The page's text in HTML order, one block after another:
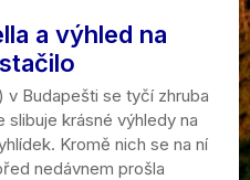
a výhled na
Budapešti se tyčí zhruba
slibuje krásné výhledy na
Kromě nich se na ní
nedávnem prošla